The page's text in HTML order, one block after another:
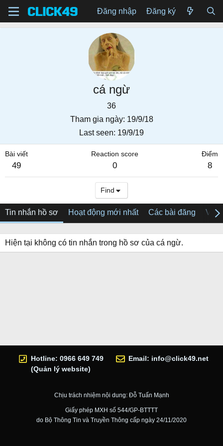
Đăng nhập Đăng ký
cá ngừ
36
Tham gia ngày 19/9/18
Last seen 19/9/19
Bài viết
49
Reaction score
0
Điểm
8
Find
Tin nhắn hồ sơ Hoạt động mới nhất Các bài đăng Về
Hiện tại không có tin nhắn trong hồ sơ của cá ngừ.
Hotline: 0966 649 749
(Quản lý website)
Email: info@click49.net
Chịu trách nhiệm nội dung: Đỗ Tuấn Mạnh
Giấy phép MXH số 544/GP-BTTTT
do Bộ Thông Tin và Truyền Thông cấp ngày 24/11/2020